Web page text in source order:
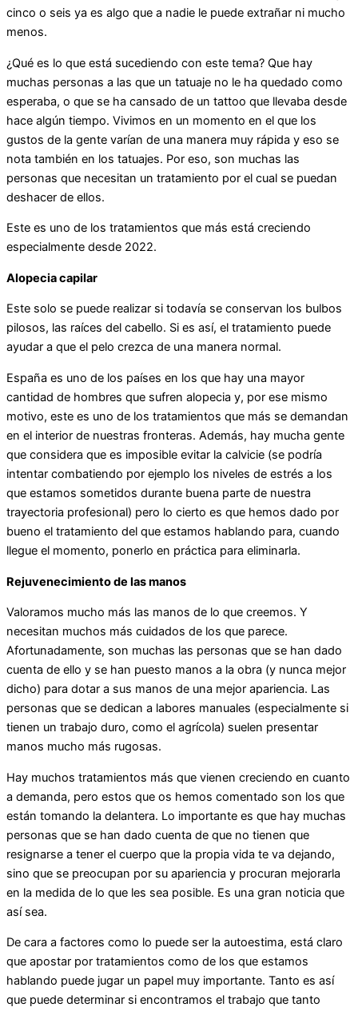
cinco o seis ya es algo que a nadie le puede extrañar ni mucho
menos.
¿Qué es lo que está sucediendo con este tema? Que hay
muchas personas a las que un tatuaje no le ha quedado como
esperaba, o que se ha cansado de un tattoo que llevaba desde
hace algún tiempo. Vivimos en un momento en el que los
gustos de la gente varían de una manera muy rápida y eso se
nota también en los tatuajes. Por eso, son muchas las
personas que necesitan un tratamiento por el cual se puedan
deshacer de ellos.
Este es uno de los tratamientos que más está creciendo
especialmente desde 2022.
Alopecia capilar
Este solo se puede realizar si todavía se conservan los bulbos
pilosos, las raíces del cabello. Si es así, el tratamiento puede
ayudar a que el pelo crezca de una manera normal.
España es uno de los países en los que hay una mayor
cantidad de hombres que sufren alopecia y, por ese mismo
motivo, este es uno de los tratamientos que más se demandan
en el interior de nuestras fronteras. Además, hay mucha gente
que considera que es imposible evitar la calvicie (se podría
intentar combatiendo por ejemplo los niveles de estrés a los
que estamos sometidos durante buena parte de nuestra
trayectoria profesional) pero lo cierto es que hemos dado por
bueno el tratamiento del que estamos hablando para, cuando
llegue el momento, ponerlo en práctica para eliminarla.
Rejuvenecimiento de las manos
Valoramos mucho más las manos de lo que creemos. Y
necesitan muchos más cuidados de los que parece.
Afortunadamente, son muchas las personas que se han dado
cuenta de ello y se han puesto manos a la obra (y nunca mejor
dicho) para dotar a sus manos de una mejor apariencia. Las
personas que se dedican a labores manuales (especialmente si
tienen un trabajo duro, como el agrícola) suelen presentar
manos mucho más rugosas.
Hay muchos tratamientos más que vienen creciendo en cuanto
a demanda, pero estos que os hemos comentado son los que
están tomando la delantera. Lo importante es que hay muchas
personas que se han dado cuenta de que no tienen que
resignarse a tener el cuerpo que la propia vida te va dejando,
sino que se preocupan por su apariencia y procuran mejorarla
en la medida de lo que les sea posible. Es una gran noticia que
así sea.
De cara a factores como lo puede ser la autoestima, está claro
que apostar por tratamientos como de los que estamos
hablando puede jugar un papel muy importante. Tanto es así
que puede determinar si encontramos el trabajo que tanto